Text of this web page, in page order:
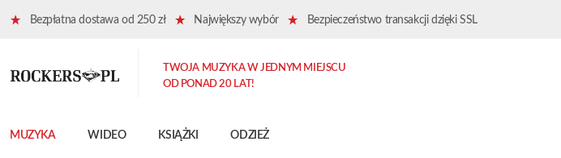
Bezpłatna dostawa od 250 zł Największy wybór Bezpieczeństwo transakcji dzięki SSL
MUZYKA WIDEO KSIĄŻKI ODZIEŻ
TWOJA MUZYKA W JEDNYM MIEJSCU
OD PONAD 20 LAT!